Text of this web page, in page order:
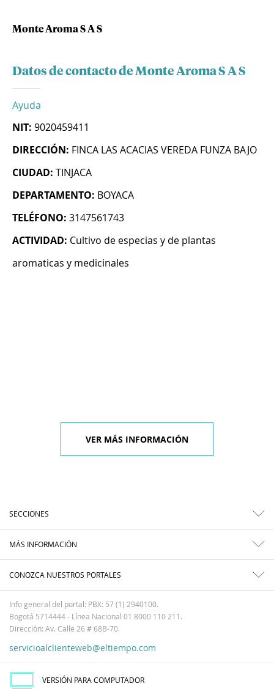
Monte Aroma S A S
Datos de contacto de Monte Aroma S A S
Ayuda
NIT: 9020459411
DIRECCIÓN: FINCA LAS ACACIAS VEREDA FUNZA BAJO
CIUDAD: TINJACA
DEPARTAMENTO: BOYACA
TELÉFONO: 3147561743
ACTIVIDAD: Cultivo de especias y de plantas
aromaticas y medicinales
VER MÁS INFORMACIÓN
SECCIONES
MÁS INFORMACIÓN
CONOZCA NUESTROS PORTALES
Info general del portal: PBX: 57 (1) 2940100.
Bogotá 5714444 - Línea Nacional 01 8000 110 211.
Dirección: Av. Calle 26 # 68B-70.
servicioalclienteweb@eltiempo.com
VERSIÓN PARA COMPUTADOR